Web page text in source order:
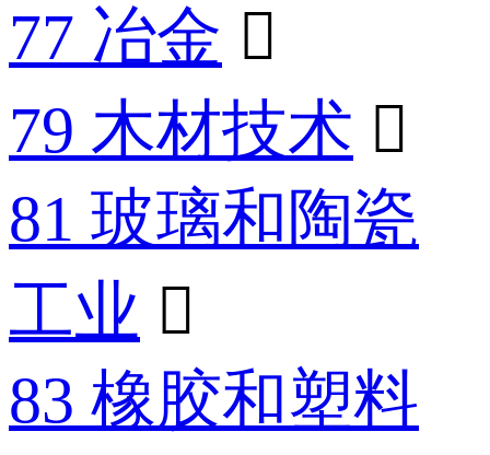
77 冶金 
79 木材技术 
81 玻璃和陶瓷
工业 
83 橡胶和塑料